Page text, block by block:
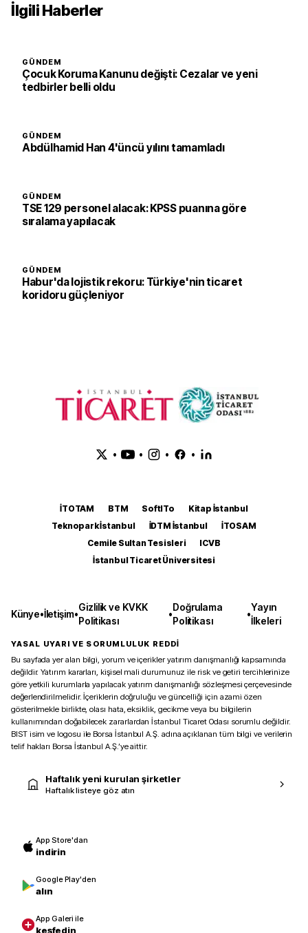
İlgili Haberler
GÜNDEM
Çocuk Koruma Kanunu değişti: Cezalar ve yeni
tedbirler belli oldu
GÜNDEM
Abdülhamid Han 4'üncü yılını tamamladı
GÜNDEM
TSE 129 personel alacak: KPSS puanına göre
sıralama yapılacak
GÜNDEM
Habur'da lojistik rekoru: Türkiye'nin ticaret
koridoru güçleniyor
• • • •
İTOTAM BTM SoftITo
Kitap İstanbul
Teknopark İstanbul
İDTM İstanbul
İTOSAM
Cemile Sultan Tesisleri
ICVB
İstanbul Ticaret Üniversitesi
Künye•İletişim•
Gizlilik ve KVKK
Politikası
•
Doğrulama
Politikası
•
Yayın
İlkeleri
YASAL UYARI VE SORUMLULUK REDDİ
Bu sayfada yer alan bilgi, yorum ve içerikler yatırım danışmanlığı kapsamında
değildir. Yatırım kararları, kişisel mali durumunuz ile risk ve getiri tercihlerinize
göre yetkili kurumlarla yapılacak yatırım danışmanlığı sözleşmesi çerçevesinde
değerlendirilmelidir. İçeriklerin doğruluğu ve güncelliği için azami özen
gösterilmekle birlikte, olası hata, eksiklik, gecikme veya bu bilgilerin
kullanımından doğabilecek zararlardan İstanbul Ticaret Odası sorumlu değildir.
BIST isim ve logosu ile Borsa İstanbul A.Ş. adına açıklanan tüm bilgi ve verilerin
telif hakları Borsa İstanbul A.Ş.’ye aittir.
Haftalık yeni kurulan şirketler
Haftalık listeye göz atın
App Store'dan
indirin
Google Play'den
alın
App Galeri ile
keşfedin